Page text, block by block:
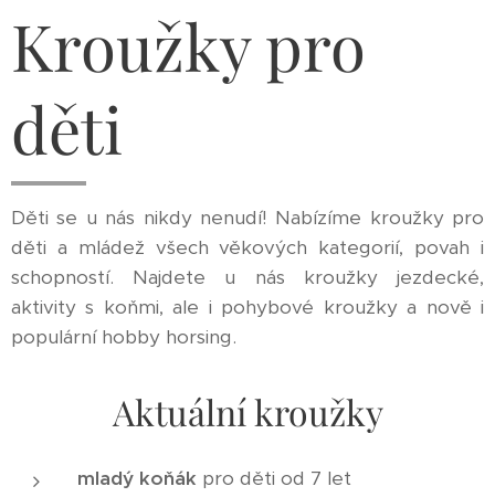
Kroužky pro
děti
Děti se u nás nikdy nenudí! Nabízíme kroužky pro
děti a mládež všech věkových kategorií, povah i
schopností. Najdete u nás kroužky jezdecké,
aktivity s koňmi, ale i pohybové kroužky a nově i
populární hobby horsing.
Aktuální kroužky
mladý koňák pro děti od 7 let